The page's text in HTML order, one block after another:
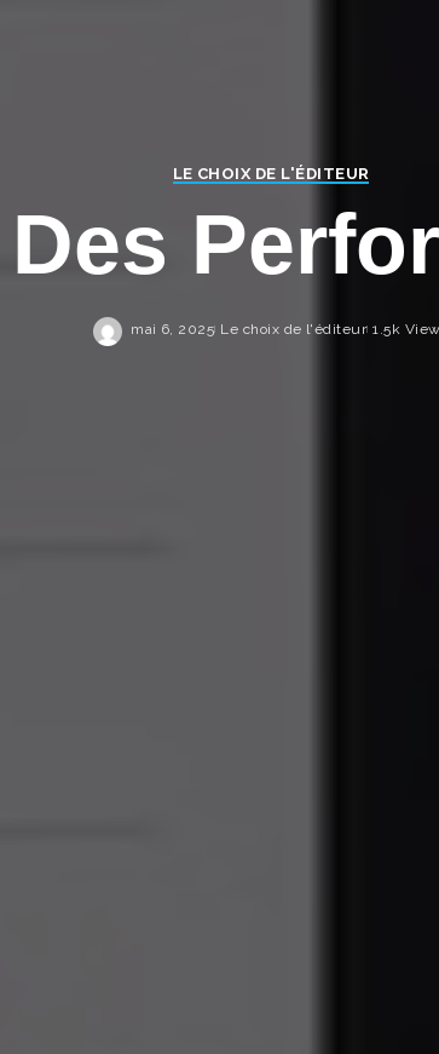
LE CHOIX DE L'ÉDITEUR
mai 6, 2025 Le choix de l'éditeur 1.5k